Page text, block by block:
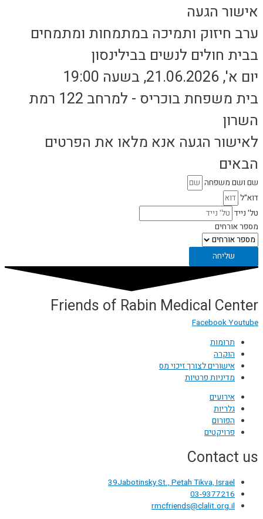
אישור הגעה
ערב חיזוק ותמיכה במתמחות ומתמחים
בבית חולים לנשים בבילינסון
יום א', 21.06.2026, בשעה 19:00
בית משפחת בוכריס - למרחב 122 רמת
השרון
לאישור הגעה אנא מלאו את הפרטים
הבאים
שם ושם משפחה
דוא"ל
טל' נייד
מספר אורחים
שליחה
Friends of Rabin Medical Center
FacebookYoutube
תרומות
הוקרה
אישורים לצורך זיכוי מס
מדיניות פרטיות
אירועים
גלריות
הפורום
פרויקטים
Contact us
39Jabotinsky St., Petah Tikva, Israel
03-9377216
rmcfriends@clalit.org.il